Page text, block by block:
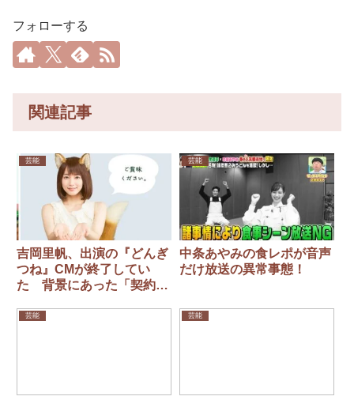
フォローする
関連記事
芸能
吉岡里帆、出演の『どんぎ
つね』CMが終了してい
た 背景にあった「契約」
芸能
中条あやみの食レポが音声
だけ放送の異常事態！
芸能 芸能